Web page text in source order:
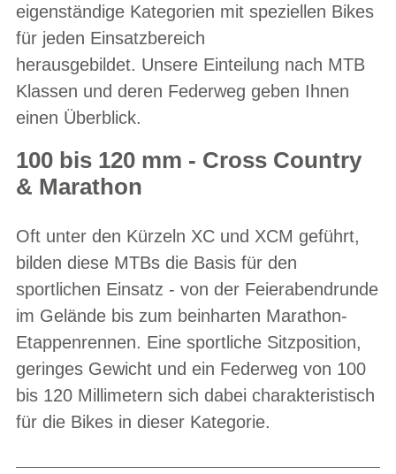
eigenständige Kategorien mit speziellen Bikes
für jeden Einsatzbereich
herausgebildet. Unsere Einteilung nach MTB
Klassen und deren Federweg geben Ihnen
einen Überblick.
100 bis 120 mm - Cross Country
& Marathon
Oft unter den Kürzeln XC und XCM geführt,
bilden diese MTBs die Basis für den
sportlichen Einsatz - von der Feierabendrunde
im Gelände bis zum beinharten Marathon-
Etappenrennen. Eine sportliche Sitzposition,
geringes Gewicht und ein Federweg von 100
bis 120 Millimetern sich dabei charakteristisch
für die Bikes in dieser Kategorie.